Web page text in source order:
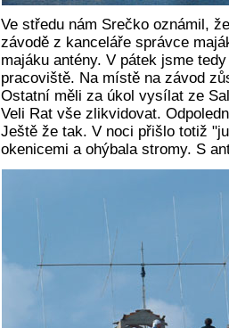
Ve středu nám Srečko oznámil,
závodě z kanceláře správce
majáku antény. V pátek jsme
pracoviště. Na místě na závod
Ostatní měli za úkol vysílat ze
Veli Rat vše zlikvidovat.
Ještě že tak. V noci přišlo totiž
okenicemi a ohýbala stromy. S